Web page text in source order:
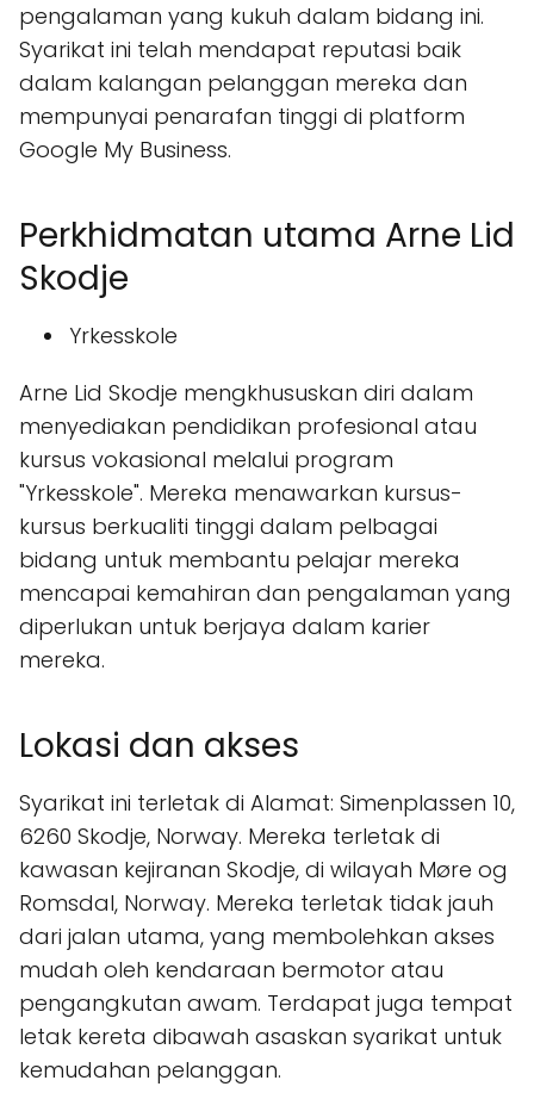
pengalaman yang kukuh dalam bidang ini.
Syarikat ini telah mendapat reputasi baik
dalam kalangan pelanggan mereka dan
mempunyai penarafan tinggi di platform
Google My Business.
Perkhidmatan utama Arne Lid
Skodje
Yrkesskole
Arne Lid Skodje mengkhususkan diri dalam
menyediakan pendidikan profesional atau
kursus vokasional melalui program
"Yrkesskole". Mereka menawarkan kursus-
kursus berkualiti tinggi dalam pelbagai
bidang untuk membantu pelajar mereka
mencapai kemahiran dan pengalaman yang
diperlukan untuk berjaya dalam karier
mereka.
Lokasi dan akses
Syarikat ini terletak di Alamat: Simenplassen 10,
6260 Skodje, Norway. Mereka terletak di
kawasan kejiranan Skodje, di wilayah Møre og
Romsdal, Norway. Mereka terletak tidak jauh
dari jalan utama, yang membolehkan akses
mudah oleh kendaraan bermotor atau
pengangkutan awam. Terdapat juga tempat
letak kereta dibawah asaskan syarikat untuk
kemudahan pelanggan.